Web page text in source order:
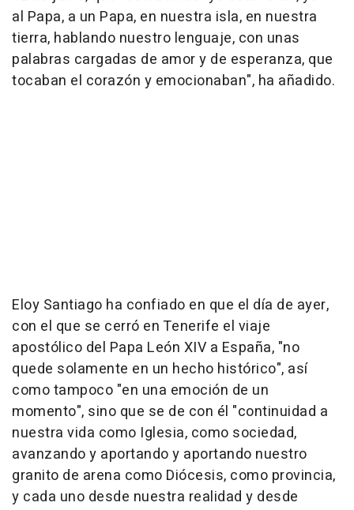
al Papa, a un Papa, en nuestra isla, en nuestra
tierra, hablando nuestro lenguaje, con unas
palabras cargadas de amor y de esperanza, que
tocaban el corazón y emocionaban", ha añadido.
Eloy Santiago ha confiado en que el día de ayer,
con el que se cerró en Tenerife el viaje
apostólico del Papa León XIV a España, "no
quede solamente en un hecho histórico", así
como tampoco "en una emoción de un
momento", sino que se de con él "continuidad a
nuestra vida como Iglesia, como sociedad,
avanzando y aportando y aportando nuestro
granito de arena como Diócesis, como provincia,
y cada uno desde nuestra realidad y desde